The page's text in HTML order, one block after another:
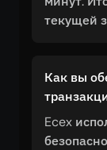
текущей
Как вы
Ecex